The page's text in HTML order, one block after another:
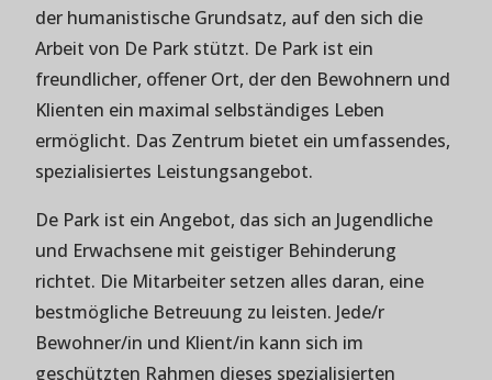
der humanistische Grundsatz, auf den sich die
Arbeit von De Park stützt. De Park ist ein
freundlicher, offener Ort, der den Bewohnern und
Klienten ein maximal selbständiges Leben
ermöglicht. Das Zentrum bietet ein umfassendes,
spezialisiertes Leistungsangebot.
De Park ist ein Angebot, das sich an Jugendliche
und Erwachsene mit geistiger Behinderung
richtet. Die Mitarbeiter setzen alles daran, eine
bestmögliche Betreuung zu leisten. Jede/r
Bewohner/in und Klient/in kann sich im
geschützten Rahmen dieses spezialisierten